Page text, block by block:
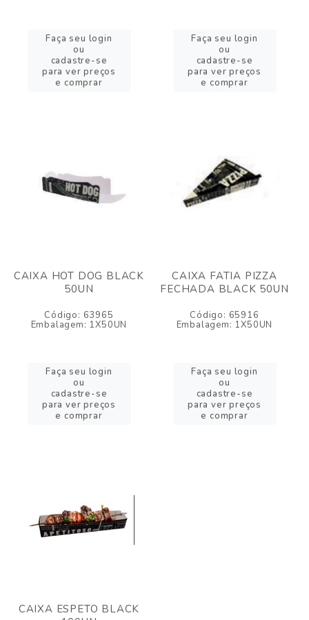
Faça seu login
ou
cadastre-se
para ver preços
e comprar
Faça seu login
ou
cadastre-se
para ver preços
e comprar
CAIXA HOT DOG BLACK
50UN
Código: 63965
Embalagem: 1X50UN
Faça seu login
ou
cadastre-se
para ver preços
e comprar
CAIXA FATIA PIZZA
FECHADA BLACK 50UN
Código: 65916
Embalagem: 1X50UN
Faça seu login
ou
cadastre-se
para ver preços
e comprar
CAIXA ESPETO BLACK